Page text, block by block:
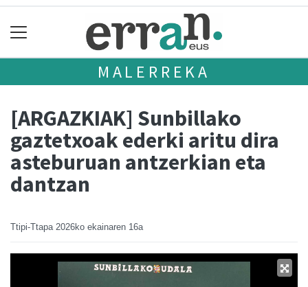
MALERREKA
[ARGAZKIAK] Sunbillako
gaztetxoak ederki aritu dira
asteburuan antzerkian eta
dantzan
Ttipi-Ttapa 2026ko ekainaren 16a